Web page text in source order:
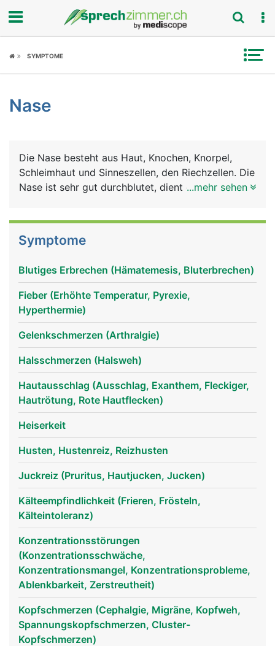
Fokus
Symptome
News
Rubriken
SYMPTOME
Nase
Die Nase besteht aus Haut, Knochen, Knorpel,
Schleimhaut und Sinneszellen, den Riechzellen. Die
Nase ist sehr gut durchblutet, dient der Atmung
Feuchtigkeit zurückgewonnen. Meist wird
Nasenloch geatmet während sich das andere
Nasenloch erholt. Das Nasensekret und der
Niessreflex schützen beim Einatmen vor
Fremdpartikeln. Die Riechschleimhaut besteht aus
über 10 Millionen Riechzellen die eine sehr feine
Geruchswahrnehmung ermöglichen. Über die
Verbindung der Nase mit dem Rachenraum übt die
Nase auch eine wichtige Funktion bei der
Stimmbildung aus.
Nase Frau Nase Mann
...mehr sehen
Symptome
Blutiges Erbrechen (Hämatemesis, Bluterbrechen)
Fieber (Erhöhte Temperatur, Pyrexie,
Hyperthermie)
Gelenkschmerzen (Arthralgie)
Halsschmerzen (Halsweh)
Hautausschlag (Ausschlag, Exanthem, Fleckiger,
Hautrötung, Rote Hautflecken)
Heiserkeit
Husten, Hustenreiz, Reizhusten
Juckreiz (Pruritus, Hautjucken, Jucken)
Kälteempfindlichkeit (Frieren, Frösteln,
Kälteintoleranz)
Konzentrationsstörungen
(Konzentrationsschwäche,
Konzentrationsmangel, Konzentrationsprobleme,
Ablenkbarkeit, Zerstreutheit)
Kopfschmerzen (Cephalgie, Migräne, Kopfweh,
Spannungskopfschmerzen, Cluster-
Kopfschmerzen)